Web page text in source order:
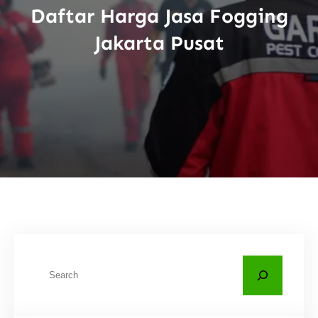
Daftar Harga Jasa Fogging
Jakarta Pusat